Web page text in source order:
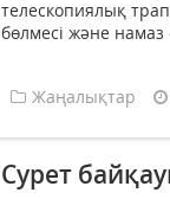
телескопиялық
бөлмесі және
Жаңалықтар
Сурет